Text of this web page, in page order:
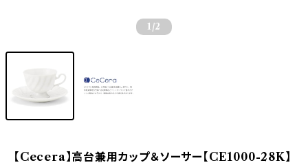
1 /2
【Cecera】高台兼用カップ＆ソーサー【CE1000-28K】